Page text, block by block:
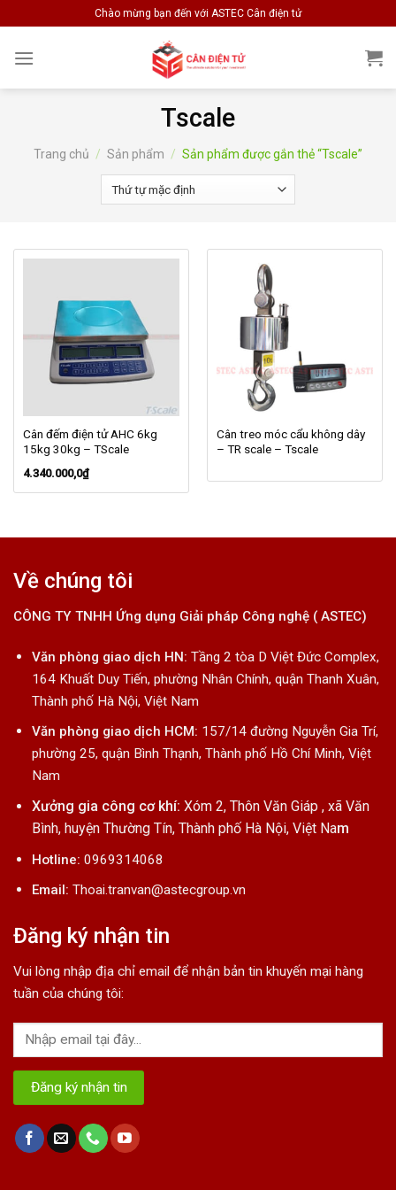
to
content
Chào mừng bạn đến với ASTEC Cân điện tử
Tscale
Trang chủ / Sản phẩm / Sản phẩm được gắn thẻ “Tscale”
Cân đếm điện tử AHC 6kg
15kg 30kg – TScale
4.340.000,0₫
Cân treo móc cẩu không dây
– TR scale – Tscale
Về chúng tôi
CÔNG TY TNHH Ứng dụng Giải pháp Công nghệ ( ASTEC)
Văn phòng giao dịch HN: Tầng 2 tòa D Việt Đức Complex,
164 Khuất Duy Tiến, phường Nhân Chính, quận Thanh Xuân,
Thành phố Hà Nội, Việt Nam
Văn phòng giao dịch HCM: 157/14 đường Nguyễn Gia Trí,
phường 25, quận Bình Thạnh, Thành phố Hồ Chí Minh, Việt
Nam
Xưởng gia công cơ khí: Xóm 2, Thôn Văn Giáp , xã Văn
Bình, huyện Thường Tín, Thành phố Hà Nội, Việt Nam
Hotline: 0969314068
Email: Thoai.tranvan@astecgroup.vn
Đăng ký nhận tin
Vui lòng nhập địa chỉ email để nhận bản tin khuyến mại hàng
tuần của chúng tôi: